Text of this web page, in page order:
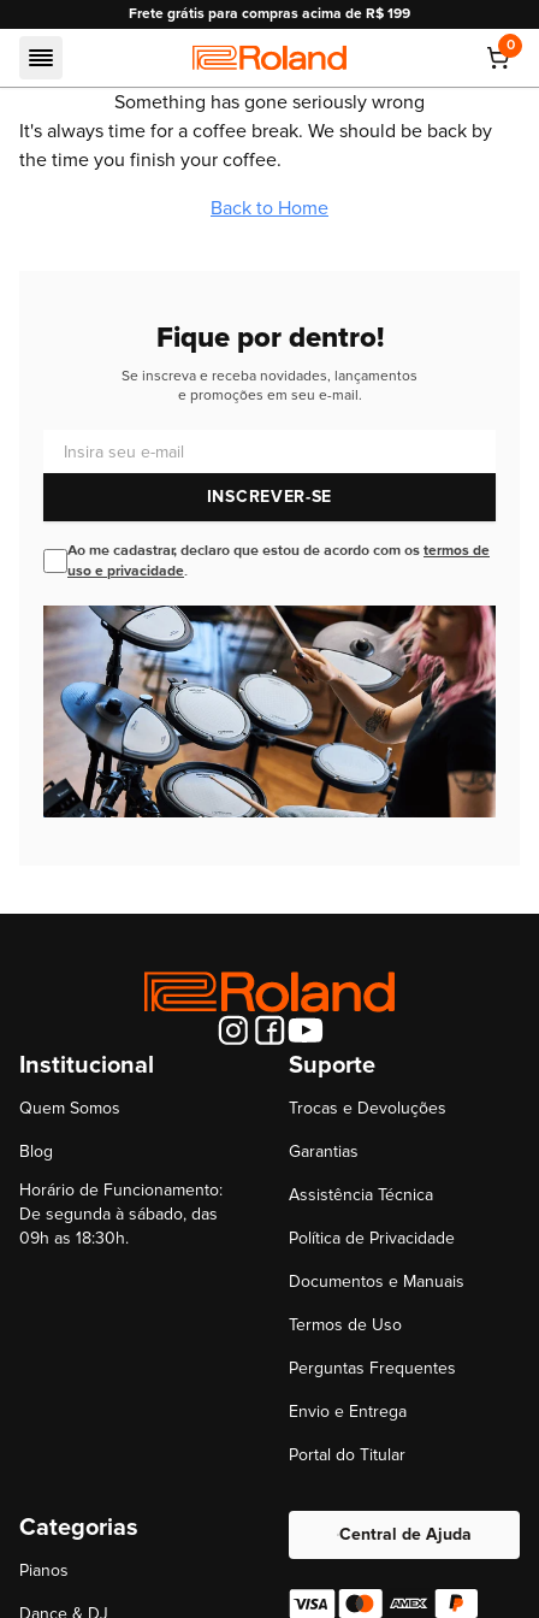
grátis para compras acima de R$ 199
Roland
0
Something has gone seriously wrong
It's always time for a coffee break. We should be back by
the time you finish your coffee.
Back to Home
Fique por dentro!
Se inscreva e receba novidades, lançamentos
e promoções em seu e-mail.
INSCREVER-SE
Ao me cadastrar, declaro que estou de acordo com os termos de
uso e privacidade.
Institucional
Quem Somos
Blog
Horário de Funcionamento:
De segunda à sábado, das
09h as 18:30h.
Suporte
Trocas e Devoluções
Garantias
Assistência Técnica
Política de Privacidade
Documentos e Manuais
Termos de Uso
Perguntas Frequentes
Envio e Entrega
Portal do Titular
Categorias
Pianos
Central de Ajuda